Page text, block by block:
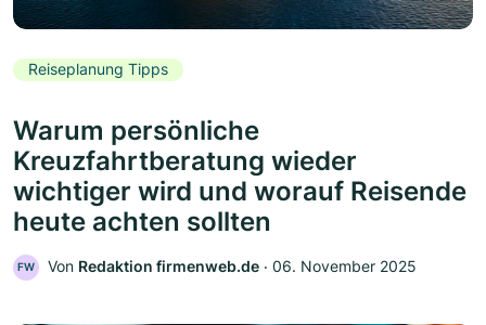
Reiseplanung Tipps
Warum persönliche
Kreuzfahrtberatung wieder
wichtiger wird und worauf Reisende
heute achten sollten
FW Von Redaktion firmenweb.de ‧ 06. November 2025